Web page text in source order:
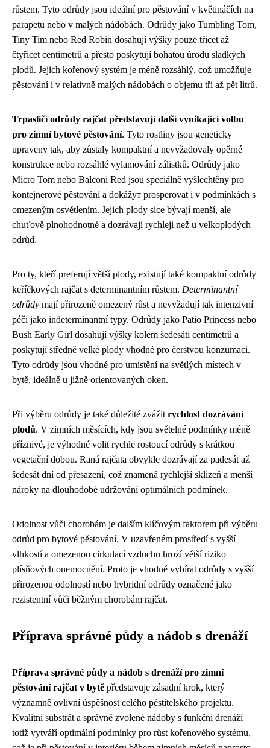
růstem. Tyto odrůdy jsou ideální pro pěstování v květináčích na
parapetu nebo v malých nádobách. Odrůdy jako Tumbling Tom,
Tiny Tim nebo Red Robin dosahují výšky pouze třicet až
čtyřicet centimetrů a přesto poskytují bohatou úrodu sladkých
plodů. Jejich kořenový systém je méně rozsáhlý, což umožňuje
pěstování i v relativně malých nádobách o objemu tři až pět litrů.
Trpasličí odrůdy rajčat představují další vynikající volbu
pro zimní bytové pěstování. Tyto rostliny jsou geneticky
upraveny tak, aby zůstaly kompaktní a nevyžadovaly opěrné
konstrukce nebo rozsáhlé vylamování zálistků. Odrůdy jako
Micro Tom nebo Balconi Red jsou speciálně vyšlechtěny pro
kontejnerové pěstování a dokážут prosperovat i v podmínkách s
omezeným osvětlením. Jejich plody sice bývají menší, ale
chuťově plnohodnotné a dozrávají rychleji než u velkoplodých
odrůd.
Pro ty, kteří preferují větší plody, existují také kompaktní odrůdy
keříčkových rajčat s determinantním růstem. Determinantní
odrůdy mají přirozeně omezený růst a nevyžadují tak intenzivní
péči jako indeterminantní typy. Odrůdy jako Patio Princess nebo
Bush Early Girl dosahují výšky kolem šedesáti centimetrů a
poskytují středně velké plody vhodné pro čerstvou konzumaci.
Tyto odrůdy jsou vhodné pro umístění na světlých místech v
bytě, ideálně u jižně orientovaných oken.
Při výběru odrůdy je také důležité zvážit rychlost dozrávání
plodů. V zimních měsících, kdy jsou světelné podmínky méně
příznivé, je výhodné volit rychle rostoucí odrůdy s krátkou
vegetační dobou. Raná rajčata obvykle dozrávají za padesát až
šedesát dní od přesazení, což znamená rychlejší sklizeň a menší
nároky na dlouhodobé udržování optimálních podmínek.
Odolnost vůči chorobám je dalším klíčovým faktorem při výběru
odrůd pro bytové pěstování. V uzavřeném prostředí s vyšší
vlhkostí a omezenou cirkulací vzduchu hrozí větší riziko
plísňových onemocnění. Proto je vhodné vybírat odrůdy s vyšší
přirozenou odolností nebo hybridní odrůdy označené jako
rezistentní vůči běžným chorobám rajčat.
Příprava správné půdy a nádob s drenáží
Příprava správné půdy a nádob s drenáží pro zimní
pěstování rajčat v bytě představuje zásadní krok, který
významně ovlivní úspěšnost celého pěstitelského projektu.
Kvalitní substrát a správně zvolené nádoby s funkční drenáží
totiž vytváří optimální podmínky pro růst kořenového systému,